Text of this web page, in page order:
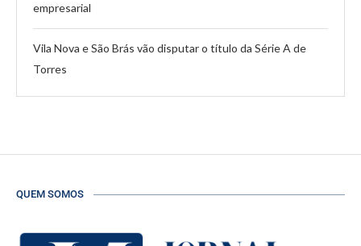
empresarial
Vila Nova e São Brás vão disputar o título da Série A de
Torres
QUEM SOMOS